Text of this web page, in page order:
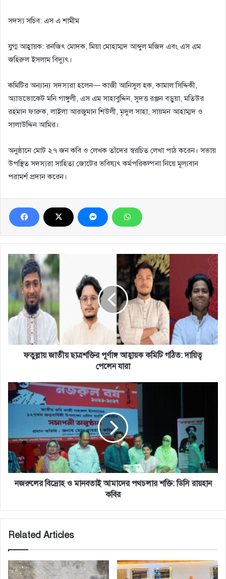
​সদস্য সচিব: এস এ শামীম
​যুগ্ম আহ্বায়ক: রনজিৎ মোদক, মিয়া মোহাম্মদ আব্দুল মজিদ এবং এস এম
জহিরুল ইসলাম বিদ্যুৎ।
​কমিটির অন্যান্য সদস্যরা হলেন— কাজী আনিসুল হক, কামাল সিদ্দিকী,
অ্যাডভোকেট মনি গাঙ্গুলী, এস এম সাহাবুদ্দিন, সুদত্ত রঞ্জন বড়ুয়া, মতিউর
রহমান ফারুক, লাইলা আরজুমান শিউলী, মৃদুল সাহা, সায়মন আহাম্মদ ও
সালাউদ্দিন আমির।
​অনুষ্ঠানে মোট ২৭ জন কবি ও লেখক তাঁদের স্বরচিত লেখা পাঠ করেন। সভায়
উপস্থিত সদস্যরা সাহিত্য জোটের ভবিষ্যৎ কর্মপরিকল্পনা নিয়ে মূল্যবান
পরামর্শ প্রদান করেন।
ফতুল্লায়
জাতীয়
ছাত্রশক্তির
পূর্ণাঙ্গ
আহ্বায়ক
কমিটি
গঠিত:
পেলেন
ফতুল্লায় জাতীয় ছাত্রশক্তির পূর্ণাঙ্গ আহ্বায়ক কমিটি গঠিত: দায়িত্ব
পেলেন যারা
নজরুলের
বিদ্রোহ
মানবতাই
পথচলার
শক্তি:
ডিসি
রায়হান
কবির
নজরুলের বিদ্রোহ ও মানবতাই আমাদের পথচলার শক্তি: ডিসি রায়হান
কবির
Related Articles